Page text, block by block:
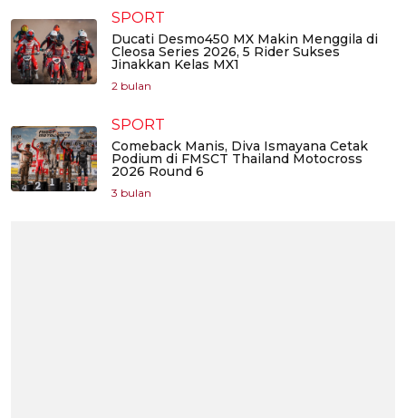
SPORT
Ducati Desmo450 MX Makin Menggila di
Cleosa Series 2026, 5 Rider Sukses
Jinakkan Kelas MX1
2 bulan
SPORT
Comeback Manis, Diva Ismayana Cetak
Podium di FMSCT Thailand Motocross
2026 Round 6
3 bulan